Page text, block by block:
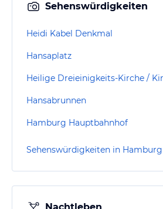
Sehenswürdigkeiten
Heidi Kabel Denkmal
Hansaplatz
Hansabrunnen
Hamburg Hauptbahnhof
Sehenswürdigkeiten in Hamburg